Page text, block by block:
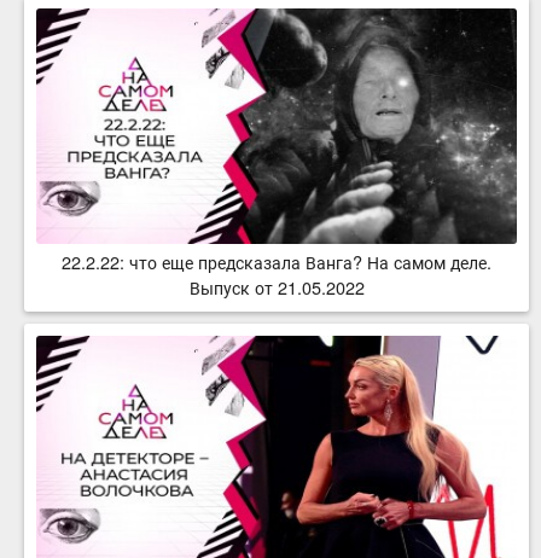
22.2.22: что еще предсказала Ванга? На самом деле.
Выпуск от 21.05.2022